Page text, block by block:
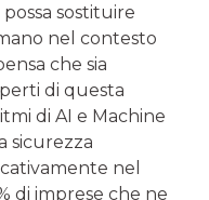
sostituire
nel contesto
che sia
di questa
di AI e Machine
sicurezza
nel
di imprese che ne